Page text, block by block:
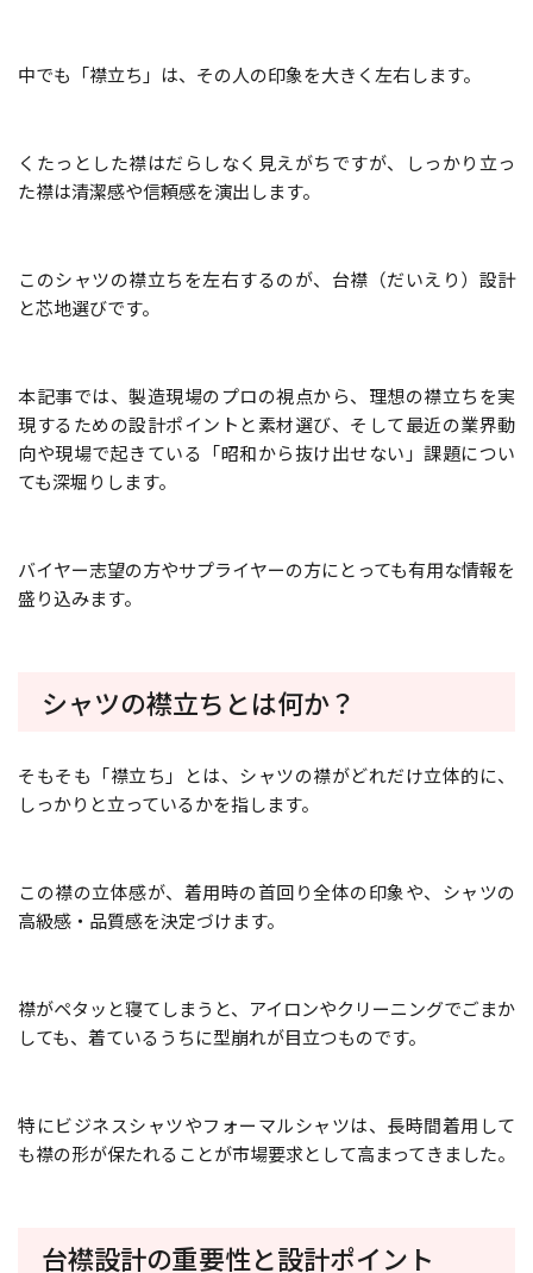
中でも「襟立ち」は、その人の印象を大きく左右します。
くたっとした襟はだらしなく見えがちですが、しっかり立っ
た襟は清潔感や信頼感を演出します。
このシャツの襟立ちを左右するのが、台襟（だいえり）設計
と芯地選びです。
本記事では、製造現場のプロの視点から、理想の襟立ちを実
現するための設計ポイントと素材選び、そして最近の業界動
向や現場で起きている「昭和から抜け出せない」課題につい
ても深堀りします。
バイヤー志望の方やサプライヤーの方にとっても有用な情報を
盛り込みます。
シャツの襟立ちとは何か？
そもそも「襟立ち」とは、シャツの襟がどれだけ立体的に、
しっかりと立っているかを指します。
この襟の立体感が、着用時の首回り全体の印象や、シャツの
高級感・品質感を決定づけます。
襟がペタッと寝てしまうと、アイロンやクリーニングでごまか
しても、着ているうちに型崩れが目立つものです。
特にビジネスシャツやフォーマルシャツは、長時間着用して
も襟の形が保たれることが市場要求として高まってきました。
台襟設計の重要性と設計ポイント